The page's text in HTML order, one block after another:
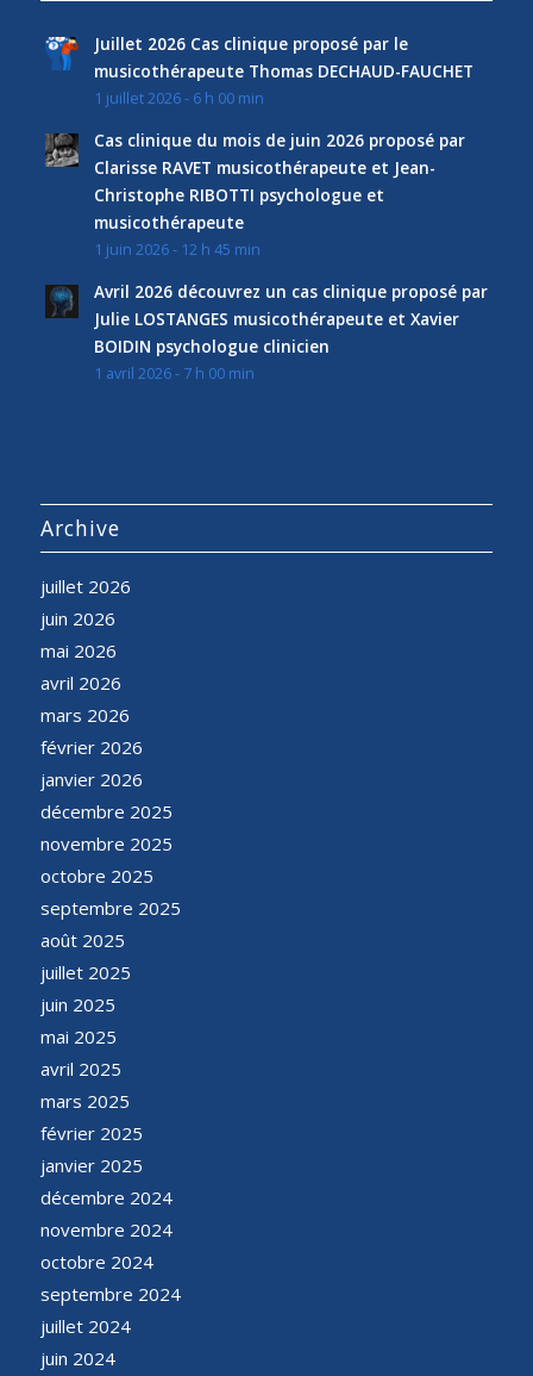
Juillet 2026 Cas clinique proposé par le
musicothérapeute Thomas DECHAUD-FAUCHET
1 juillet 2026 - 6 h 00 min
Cas clinique du mois de juin 2026 proposé par
Clarisse RAVET musicothérapeute et Jean-
Christophe RIBOTTI psychologue et
musicothérapeute
1 juin 2026 - 12 h 45 min
Avril 2026 découvrez un cas clinique proposé par
Julie LOSTANGES musicothérapeute et Xavier
BOIDIN psychologue clinicien
1 avril 2026 - 7 h 00 min
Archive
juillet 2026
juin 2026
mai 2026
avril 2026
mars 2026
février 2026
janvier 2026
décembre 2025
novembre 2025
octobre 2025
septembre 2025
août 2025
juillet 2025
juin 2025
mai 2025
avril 2025
mars 2025
février 2025
janvier 2025
décembre 2024
novembre 2024
octobre 2024
septembre 2024
juillet 2024
juin 2024